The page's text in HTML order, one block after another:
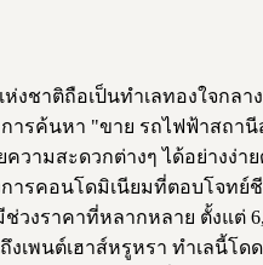
ชาติถือเป็นทำเลทองใจกล
รค้นหา "ขาย รถไฟฟ้าสถา
วามสะดวกต่างๆ ได้อย่าง
ารคอนโดมิเนียมที่ตอบโจ
าคาที่หลากหลาย ตั้งแต่
เพนต์เฮาส์หรูหรา ทำเลนี้